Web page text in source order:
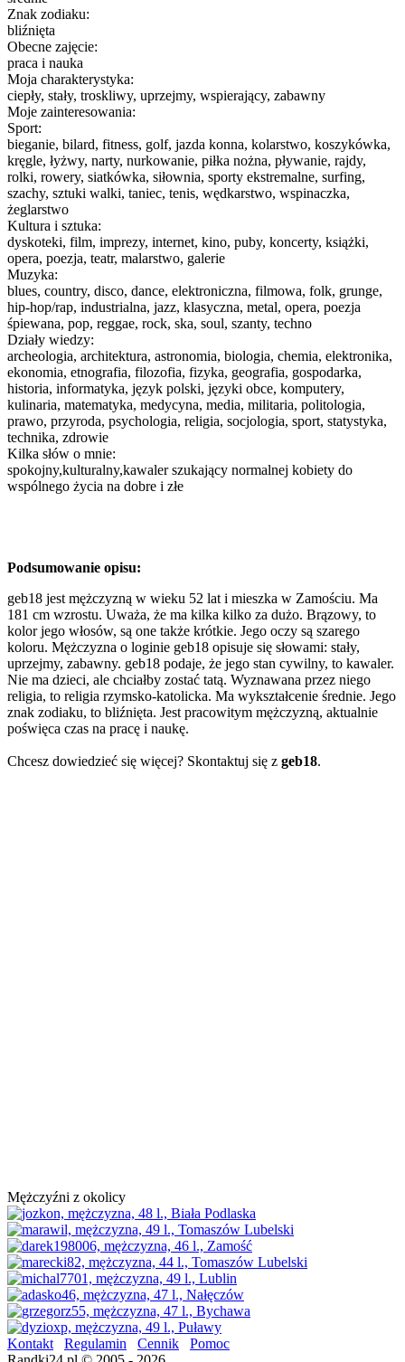
Znak zodiaku:
bliźnięta
Obecne zajęcie:
praca i nauka
Moja charakterystyka:
ciepły, stały, troskliwy, uprzejmy, wspierający, zabawny
Moje zainteresowania:
Sport:
bieganie, bilard, fitness, golf, jazda konna, kolarstwo, koszykówka,
kręgle, łyżwy, narty, nurkowanie, piłka nożna, pływanie, rajdy,
rolki, rowery, siatkówka, siłownia, sporty ekstremalne, surfing,
szachy, sztuki walki, taniec, tenis, wędkarstwo, wspinaczka,
żeglarstwo
Kultura i sztuka:
dyskoteki, film, imprezy, internet, kino, puby, koncerty, książki,
opera, poezja, teatr, malarstwo, galerie
Muzyka:
blues, country, disco, dance, elektroniczna, filmowa, folk, grunge,
hip-hop/rap, industrialna, jazz, klasyczna, metal, opera, poezja
śpiewana, pop, reggae, rock, ska, soul, szanty, techno
Działy wiedzy:
archeologia, architektura, astronomia, biologia, chemia, elektronika,
ekonomia, etnografia, filozofia, fizyka, geografia, gospodarka,
historia, informatyka, język polski, języki obce, komputery,
kulinaria, matematyka, medycyna, media, militaria, politologia,
prawo, przyroda, psychologia, religia, socjologia, sport, statystyka,
technika, zdrowie
Kilka słów o mnie:
spokojny,kulturalny,kawaler szukający normalnej kobiety do
wspólnego życia na dobre i złe
Podsumowanie opisu:
geb18 jest mężczyzną w wieku 52 lat i mieszka w Zamościu. Ma
181 cm wzrostu. Uważa, że ma kilka kilko za dużo. Brązowy, to
kolor jego włosów, są one także krótkie. Jego oczy są szarego
koloru. Mężczyzna o loginie geb18 opisuje się słowami: stały,
uprzejmy, zabawny. geb18 podaje, że jego stan cywilny, to kawaler.
Nie ma dzieci, ale chciałby zostać tatą. Wyznawana przez niego
religia, to religia rzymsko-katolicka. Ma wykształcenie średnie. Jego
znak zodiaku, to bliźnięta. Jest pracowitym mężczyzną, aktualnie
poświęca czas na pracę i naukę.
Chcesz dowiedzieć się więcej? Skontaktuj się z geb18.
Mężczyźni z okolicy
Kontakt Regulamin Cennik
Pomoc